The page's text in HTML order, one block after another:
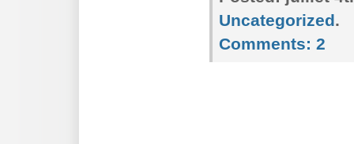
Uncategorized.
Comments: 2